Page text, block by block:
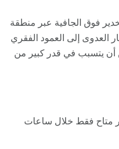
فوق الجافية عبر منطقة
العدوى إلى العمود الفقري
يتسبب في قدر كبير من
متاح فقط خلال ساعات